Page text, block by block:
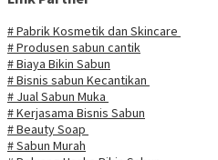
# Pabrik Kosmetik dan Skincare
# Produsen sabun cantik
# Biaya Bikin Sabun
# Bisnis sabun Kecantikan
# Jual Sabun Muka
# Kerjasama Bisnis Sabun
# Beauty Soap
# Sabun Murah